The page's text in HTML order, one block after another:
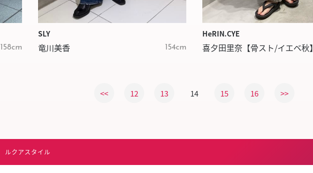
158cm
SLY
竜川美香 154cm
HeRIN.CYE
喜夕田里奈【骨スト/イエベ秋】
<< 12 13 14 15 16 >>
ルクアスタイル